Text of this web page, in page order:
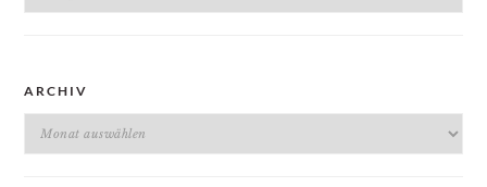
ARCHIV
Archiv